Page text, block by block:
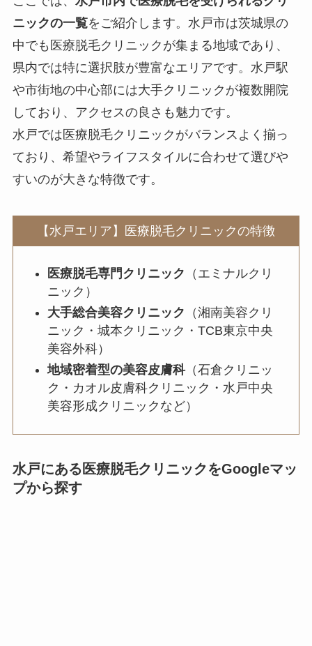
ニックの一覧をご紹介します。水戸市は茨城県の
中でも医療脱毛クリニックが集まる地域であり、
県内では特に選択肢が豊富なエリアです。水戸駅
や市街地の中心部には大手クリニックが複数開院
しており、アクセスの良さも魅力です。
水戸では医療脱毛クリニックがバランスよく揃っ
ており、希望やライフスタイルに合わせて選びや
すいのが大きな特徴です。
【水戸エリア】医療脱毛クリニックの特徴
医療脱毛専門クリニック
（エミナルクリ
ニック）
大手総合美容クリニック
（湘南美容クリ
ニック・城本クリニック・TCB東京中央
美容外科）
地域密着型の美容皮膚科（石倉クリニッ
ク・カオル皮膚科クリニック・水戸中央
美容形成クリニックなど）
水戸にある医療脱毛クリニックをGoogleマッ
プから探す